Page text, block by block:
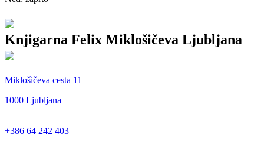
Knjigarna Felix Miklošičeva Ljubljana
Miklošičeva cesta 11
1000 Ljubljana
+386 64 242 403